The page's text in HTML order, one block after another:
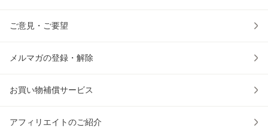
ご意見・ご要望
メルマガの登録・解除
お買い物補償サービス
アフィリエイトのご紹介